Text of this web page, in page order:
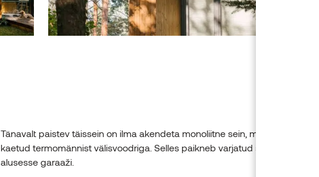
Tänavalt paistev täissein on ilma akendeta monoliitne sein, mis on üleni
kaetud termomännist välisvoodriga. Selles paikneb varjatud sissepääs maa-
alusesse garaaži.